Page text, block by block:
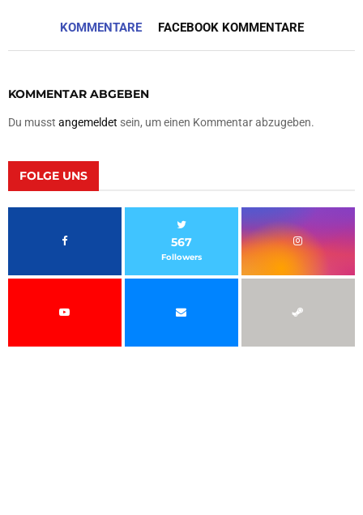
KOMMENTARE FACEBOOK KOMMENTARE
KOMMENTAR ABGEBEN
Du musst angemeldet sein, um einen Kommentar abzugeben.
FOLGE UNS
567
Followers